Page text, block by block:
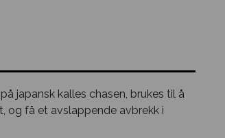
japansk kalles chasen, brukes til å
og få et avslappende avbrekk i